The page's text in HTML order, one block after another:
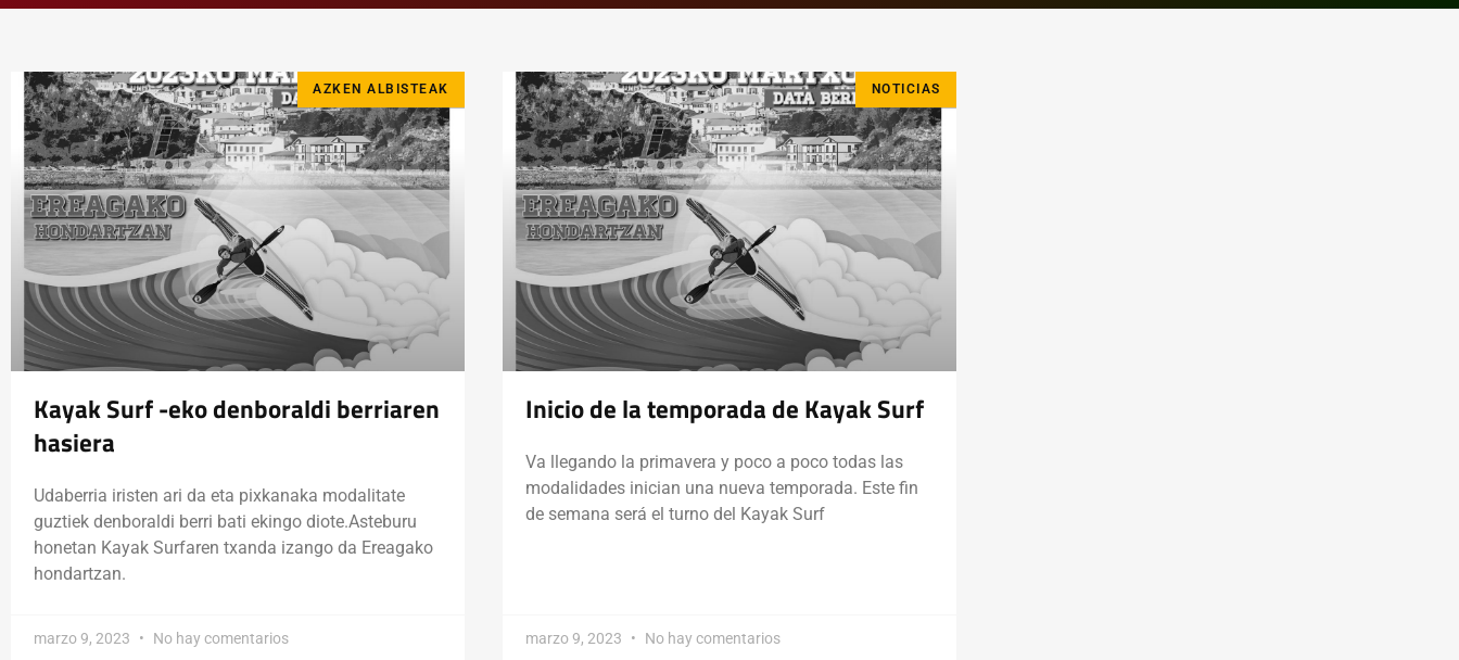
AZKEN ALBISTEAK
Kayak Surf -eko denboraldi berriaren
hasiera
Udaberria iristen ari da eta pixkanaka modalitate
guztiek denboraldi berri bati ekingo diote.Asteburu
honetan Kayak Surfaren txanda izango da Ereagako
hondartzan.
marzo 9, 2023 No hay comentarios
NOTICIAS
Inicio de la temporada de Kayak Surf
Va llegando la primavera y poco a poco todas las
modalidades inician una nueva temporada. Este fin
de semana será el turno del Kayak Surf
marzo 9, 2023 No hay comentarios